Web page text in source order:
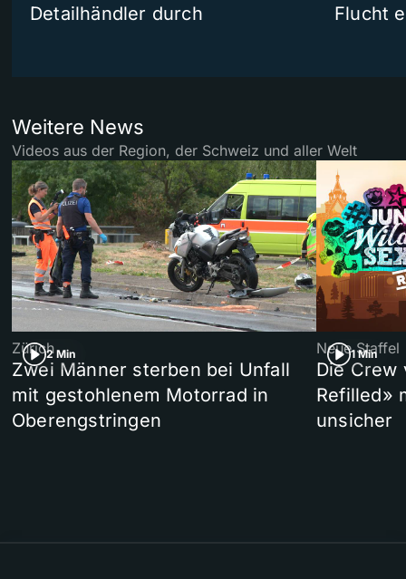
Detailhändler durch
Flucht
Weitere News
Videos aus der Region, der Schweiz und aller Welt
2 Min
Zürich
Zwei Männer sterben bei Unfall
mit gestohlenem Motorrad in
Oberengstringen
1 Min
Neue Staffel
Die Crew
Refilled»
unsicher